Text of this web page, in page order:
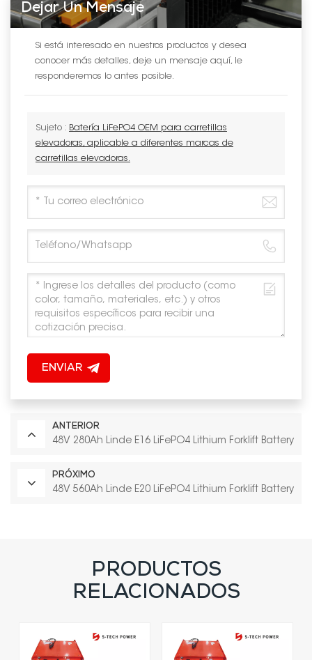
Dejar Un Mensaje
Si está interesado en nuestros productos y desea
conocer más detalles, deje un mensaje aquí, le
responderemos lo antes posible.
Sujeto : Batería LiFePO4 OEM para carretillas
elevadoras, aplicable a diferentes marcas de
carretillas elevadoras.
ENVIAR
ANTERIOR
48V 280Ah Linde E16 LiFePO4 Lithium Forklift Battery
PRÓXIMO
48V 560Ah Linde E20 LiFePO4 Lithium Forklift Battery
PRODUCTOS
RELACIONADOS